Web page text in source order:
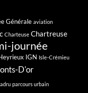
Générale aviation
Charteuse Chartreuse
journée
IGN Isle-Crémieu
D'or
parcours urbain